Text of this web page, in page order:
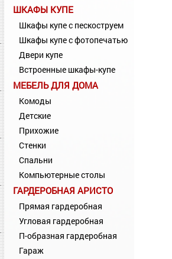
ШКАФЫ КУПЕ
Шкафы купе с пескоструем
Шкафы купе с фотопечатью
Двери купе
Встроенные шкафы-купе
МЕБЕЛЬ ДЛЯ ДОМА
Комоды
Детские
Прихожие
Стенки
Спальни
Компьютерные столы
ГАРДЕРОБНАЯ АРИСТО
Прямая гардеробная
Угловая гардеробная
П-образная гардеробная
Гараж